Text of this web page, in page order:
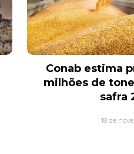
Conab estima
milhões de
safra
18 de